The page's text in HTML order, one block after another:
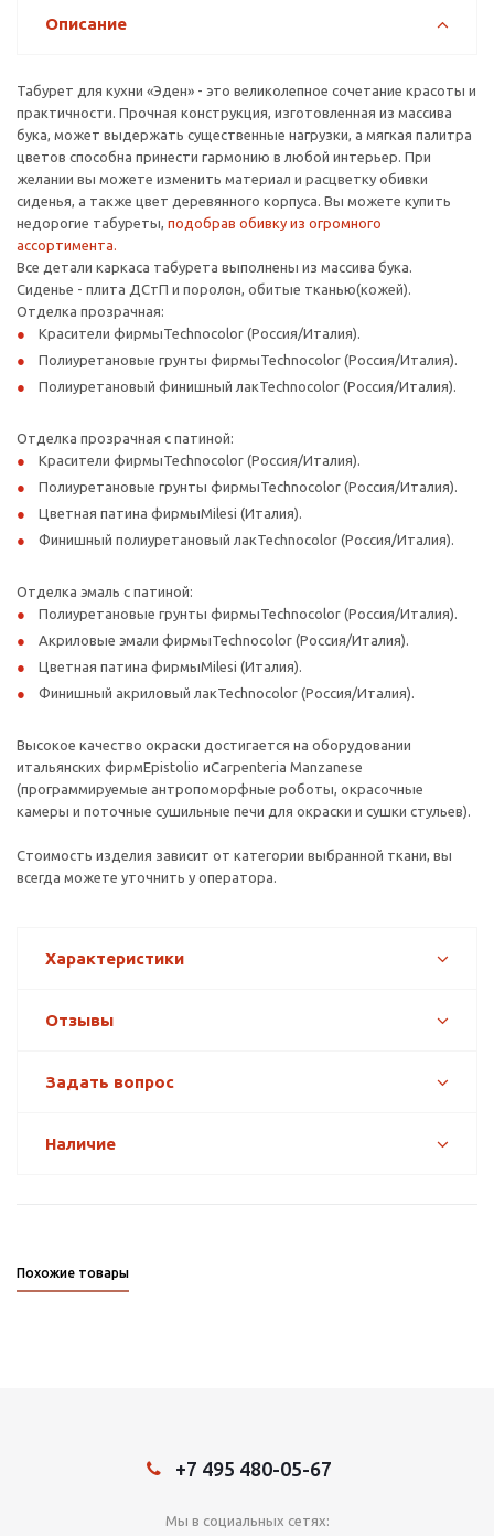
Описание
Табурет для кухни «Эден» - это великолепное сочетание красоты и
практичности. Прочная конструкция, изготовленная из массива
бука, может выдержать существенные нагрузки, а мягкая палитра
цветов способна принести гармонию в любой интерьер. При
желании вы можете изменить материал и расцветку обивки
сиденья, а также цвет деревянного корпуса. Вы можете купить
недорогие табуреты, подобрав обивку из огромного
ассортимента.
Все детали каркаса табурета выполнены из массива бука.
Сиденье - плита ДСтП и поролон, обитые тканью(кожей).
Отделка прозрачная:
Красители фирмыTechnocolor (Россия/Италия).
Полиуретановые грунты фирмыTechnocolor (Россия/Италия).
Полиуретановый финишный лакTechnocolor (Россия/Италия).
Отделка прозрачная с патиной:
Красители фирмыTechnocolor (Россия/Италия).
Полиуретановые грунты фирмыTechnocolor (Россия/Италия).
Цветная патина фирмыMilesi (Италия).
Финишный полиуретановый лакTechnocolor (Россия/Италия).
Отделка эмаль с патиной:
Полиуретановые грунты фирмыTechnocolor (Россия/Италия).
Акриловые эмали фирмыTechnocolor (Россия/Италия).
Цветная патина фирмыMilesi (Италия).
Финишный акриловый лакTechnocolor (Россия/Италия).
Высокое качество окраски достигается на оборудовании
итальянских фирмEpistolio иCarpenteria Manzanese
(программируемые антропоморфные роботы, окрасочные
камеры и поточные сушильные печи для окраски и сушки стульев).
Стоимость изделия зависит от категории выбранной ткани, вы
всегда можете уточнить у оператора.
Характеристики
Отзывы
Задать вопрос
Наличие
Похожие товары
+7 495 480-05-67
Мы в социальных сетях: